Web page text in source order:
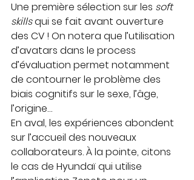
Une première sélection sur les soft
skills qui se fait avant ouverture
des CV ! On notera que l’utilisation
d’avatars dans le process
d’évaluation permet notamment
de contourner le problème des
biais cognitifs sur le sexe, l’âge,
l’origine…
En aval, les expériences abondent
sur l’accueil des nouveaux
collaborateurs. À la pointe, citons
le cas de Hyundaï qui utilise